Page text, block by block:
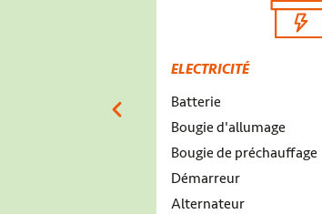
ELECTRICITÉ
Batterie
Bougie d'allumage
Bougie de préchauffage
Démarreur
Alternateur